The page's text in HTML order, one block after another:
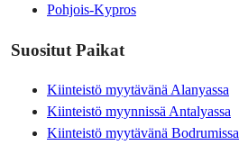
Pohjois-Kypros
Suositut Paikat
Kiinteistö myytävänä Alanyassa
Kiinteistö myynnissä Antalyassa
Kiinteistö myytävänä Bodrumissa